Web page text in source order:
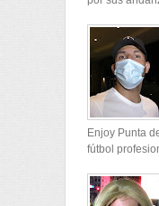
Enjoy Punta
fútbol